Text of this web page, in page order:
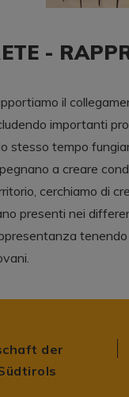
-
il
importanti
stesso tempo
a creare
cerchiamo di
presenti nei
der